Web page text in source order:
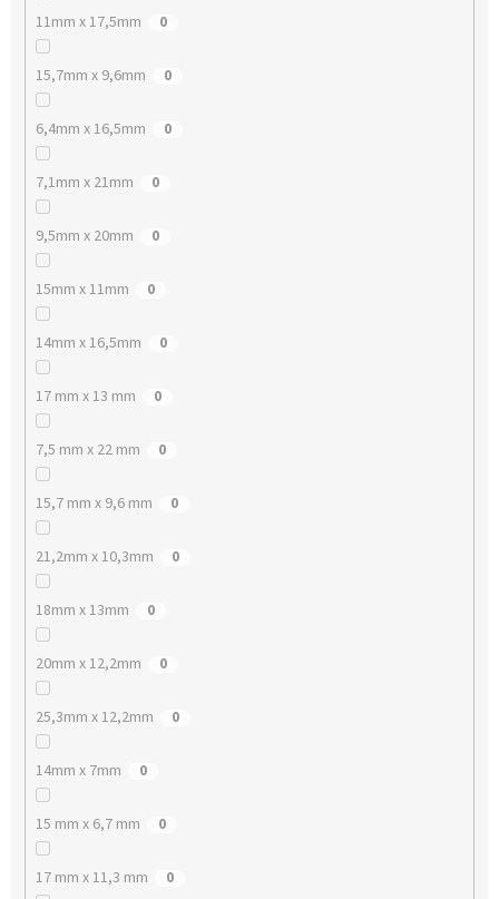
11mm x 17,5mm 0
15,7mm x 9,6mm 0
6,4mm x 16,5mm 0
7,1mm x 21mm 0
9,5mm x 20mm 0
15mm x 11mm 0
14mm x 16,5mm 0
17 mm x 13 mm 0
7,5 mm x 22 mm 0
15,7 mm x 9,6 mm 0
21,2mm x 10,3mm 0
18mm x 13mm 0
20mm x 12,2mm 0
25,3mm x 12,2mm 0
14mm x 7mm 0
15 mm x 6,7 mm 0
17 mm x 11,3 mm 0